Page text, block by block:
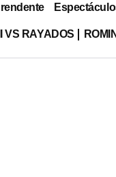
VS RAYADOS